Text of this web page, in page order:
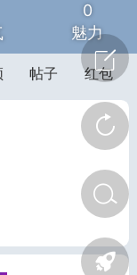
山锅网
0
魅力
帖子 红包